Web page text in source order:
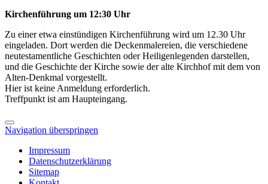
Kirchenführung um 12:30 Uhr
Zu einer etwa einstündigen Kirchenführung wird um 12.30 Uhr
eingeladen. Dort werden die Deckenmalereien, die verschiedene
neutestamentliche Geschichten oder Heiligenlegenden darstellen,
und die Geschichte der Kirche sowie der alte Kirchhof mit dem von
Alten-Denkmal vorgestellt.
Hier ist keine Anmeldung erforderlich.
Treffpunkt ist am Haupteingang.
Navigation überspringen
Impressum
Datenschutzerklärung
Sitemap